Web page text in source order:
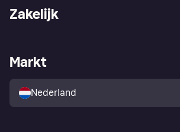
Winkeloverzicht
Kopersbescherming voor
consumenten
Zakelijk
Zakelijke login
Markt
Nederland